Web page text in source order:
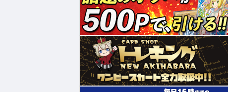
¥347 ¥3,747